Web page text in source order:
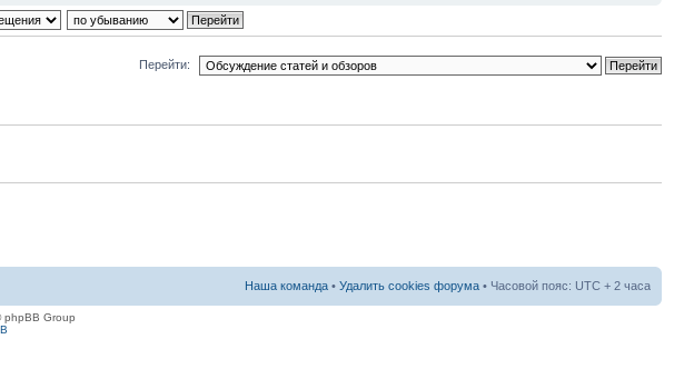
Перейти:
Наша команда • Удалить cookies форума • Часовой пояс: UTC + 2 часа
phpBB Group